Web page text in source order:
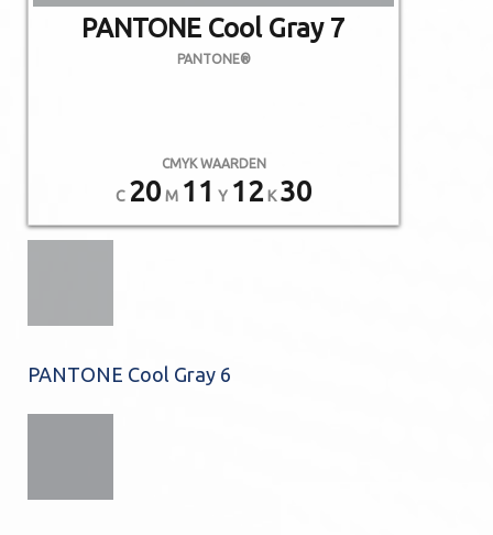
PANTONE Cool Gray 7
PANTONE®
CMYK WAARDEN
C 20 M 11 Y 12 K30
PANTONE Cool Gray 6